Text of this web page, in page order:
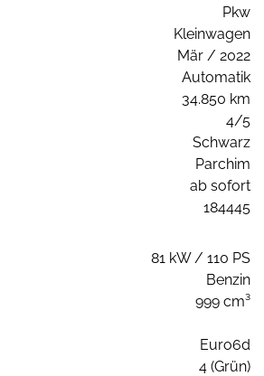
Pkw
Kleinwagen
Mär / 2022
Automatik
34.850 km
4/5
Schwarz
Parchim
ab sofort
184445
81 kW / 110 PS
Benzin
999 cm³
Euro6d
4 (Grün)